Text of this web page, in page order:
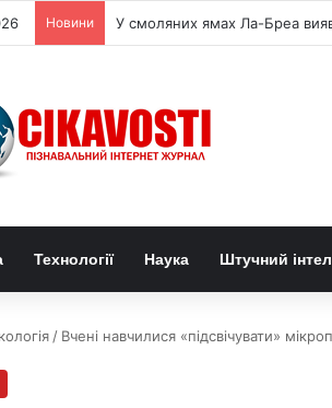
Новини У смоляних ямах Ла-Бреа
Технології Наука Штучний
/ Вчені навчилися «підсвічувати»